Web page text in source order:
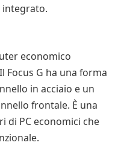
integrato.
economico
Focus G ha una forma
in acciaio e un
frontale. È una
di PC economici che